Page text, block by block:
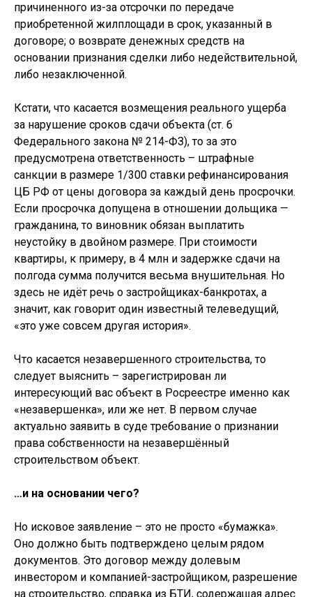
причиненного из-за отсрочки по передаче
приобретенной жилплощади в срок, указанный в
договоре; о возврате денежных средств на
основании признания сделки либо недействительной,
либо незаключенной.
Кстати, что касается возмещения реального ущерба
за нарушение сроков сдачи объекта (ст. 6
Федерального закона № 214-ФЗ), то за это
предусмотрена ответственность – штрафные
санкции в размере 1/300 ставки рефинансирования
ЦБ РФ от цены договора за каждый день просрочки.
Если просрочка допущена в отношении дольщика —
гражданина, то виновник обязан выплатить
неустойку в двойном размере. При стоимости
квартиры, к примеру, в 4 млн и задержке сдачи на
полгода сумма получится весьма внушительная. Но
здесь не идёт речь о застройщиках-банкротах, а
значит, как говорит один известный телеведущий,
«это уже совсем другая история».
Что касается незавершенного строительства, то
следует выяснить – зарегистрирован ли
интересующий вас объект в Росреестре именно как
«незавершенка», или же нет. В первом случае
актуально заявить в суде требование о признании
права собственности на незавершённый
строительством объект.
…и на основании чего?
Но исковое заявление – это не просто «бумажка».
Оно должно быть подтверждено целым рядом
документов. Это договор между долевым
инвестором и компанией-застройщиком, разрешение
на строительство, справка из БТИ, содержащая адрес